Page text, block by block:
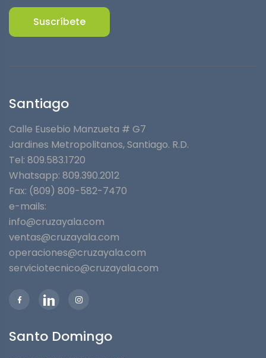
Suscríbete
Santiago
Calle Eusebio Manzueta # G7
Jardines Metropolitanos⁣, Santiago. R.D.
Tel: 809.583.1720
Whatsapp: 809.390.2012
Fax: (809) 809-582-7470
e-mails:
info@cruzayala.com
ventas@cruzayala.com
operaciones@cruzayala.com
serviciotecnico@cruzayala.com
Santo Domingo